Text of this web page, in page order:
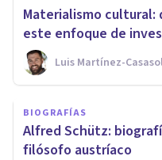
Materialismo cultural:
este enfoque de
Luis Martínez-
BIOGRAFÍAS
Alfred Schütz:
filósofo austríaco